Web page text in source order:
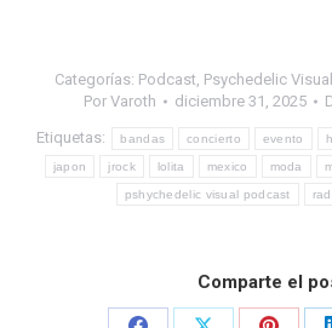
Categorías: Podcast Psychedelic
Por Varoth diciembre 31, 2025
Etiquetas: bandas concierto evento
japon jrock lolita mexico moda
pshychedelic visual podcast
Comparte el